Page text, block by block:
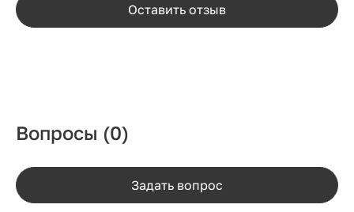
Оставить отзыв
Вопросы (0)
Задать вопрос